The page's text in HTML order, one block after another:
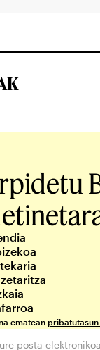
ematean pribatutasun